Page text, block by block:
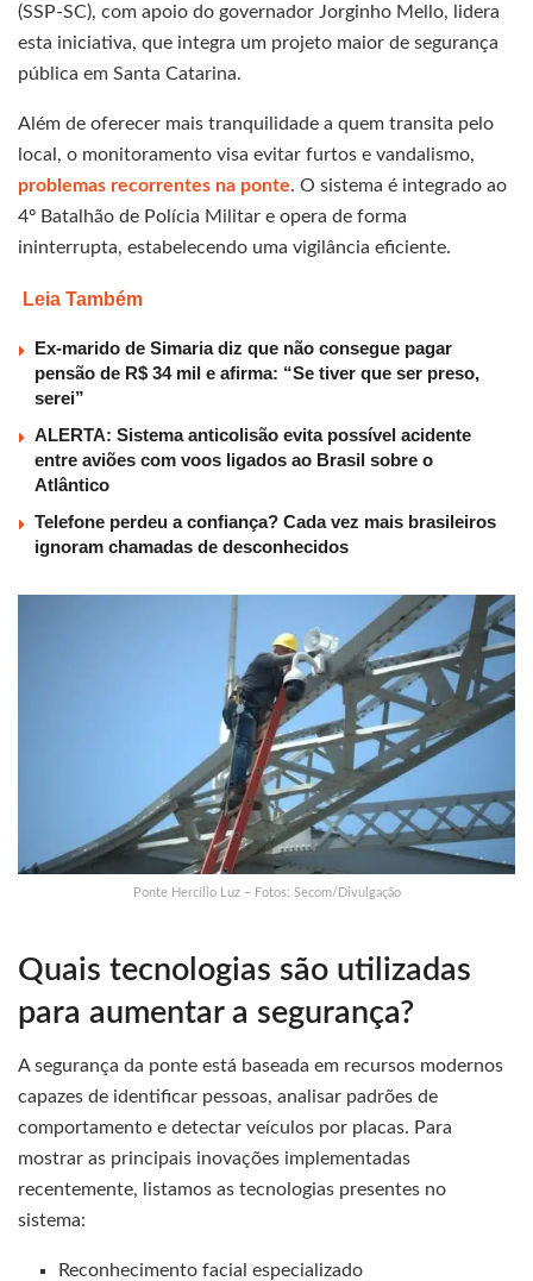
(SSP-SC), com apoio do governador Jorginho Mello, lidera
esta iniciativa, que integra um projeto maior de segurança
pública em Santa Catarina.
Além de oferecer mais tranquilidade a quem transita pelo
local, o monitoramento visa evitar furtos e vandalismo,
problemas recorrentes na ponte. O sistema é integrado ao
4º Batalhão de Polícia Militar e opera de forma
ininterrupta, estabelecendo uma vigilância eficiente.
Leia Também
Ex-marido de Simaria diz que não consegue pagar
pensão de R$ 34 mil e afirma: “Se tiver que ser preso,
serei”
ALERTA: Sistema anticolisão evita possível acidente
entre aviões com voos ligados ao Brasil sobre o
Atlântico
Telefone perdeu a confiança? Cada vez mais brasileiros
ignoram chamadas de desconhecidos
Ponte Hercílio Luz – Fotos: Secom/Divulgação
Quais tecnologias são utilizadas
para aumentar a segurança?
A segurança da ponte está baseada em recursos modernos
capazes de identificar pessoas, analisar padrões de
comportamento e detectar veículos por placas. Para
mostrar as principais inovações implementadas
recentemente, listamos as tecnologias presentes no
sistema:
Reconhecimento facial especializado